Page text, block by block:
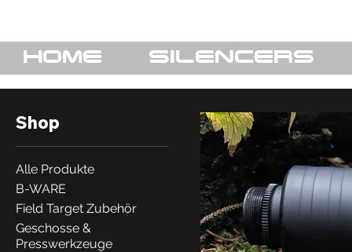
HOME SILENCERS
Shop
Alle Produkte
B-WARE
Field Target Zubehör
Geschosse &
Presswerkzeuge